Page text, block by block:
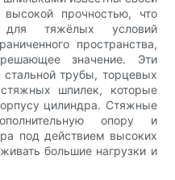
прочностью, что
тяжёлых условий
пространства,
значение. Эти
стальной трубы, торцевых
шпилек, которые
цилиндра. Стяжные
опору и
под действием высоких
большие нагрузки и